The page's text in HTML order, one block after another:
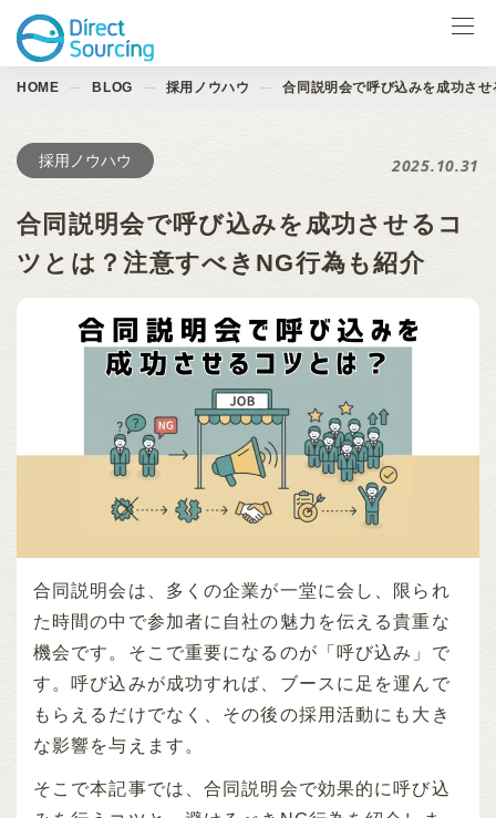
サービス一覧
LinkedIn製品
お役立ち資料
イベント
お問合せ ↗
HOME BLOG 採用ノウハウ 合同説明会で呼び込みを成功さ
採用ノウハウ 2025.10.31
合同説明会で呼び込みを成功させるコ
ツとは？注意すべきNG行為も紹介
合同説明会は、多くの企業が一堂に会し、限られ
た時間の中で参加者に自社の魅力を伝える貴重な
機会です。そこで重要になるのが「呼び込み」で
す。呼び込みが成功すれば、ブースに足を運んで
もらえるだけでなく、その後の採用活動にも大き
な影響を与えます。
そこで本記事では、合同説明会で効果的に呼び込